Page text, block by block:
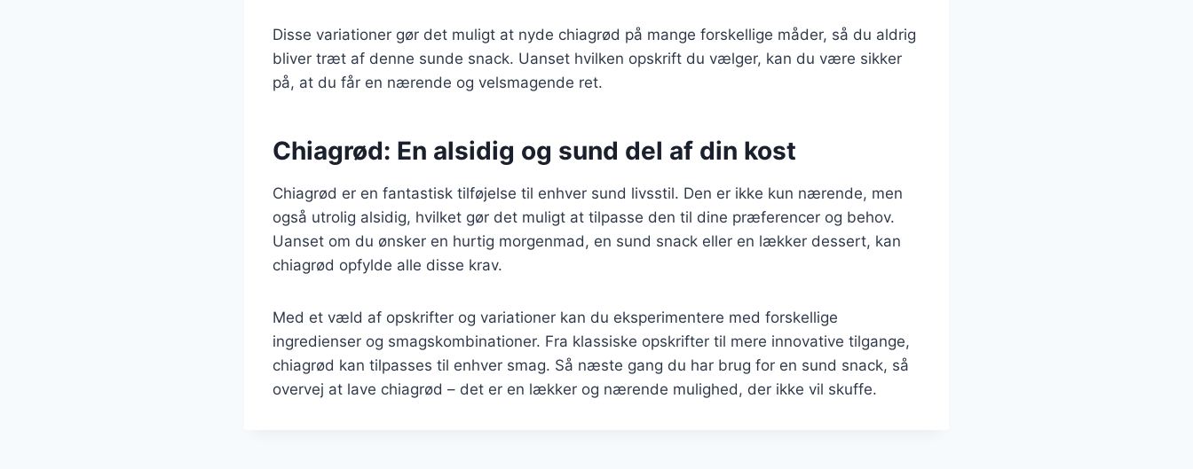
Disse variationer gør det muligt at nyde chiagrød på mange forskellige måder, så du aldrig
bliver træt af denne sunde snack. Uanset hvilken opskrift du vælger, kan du være sikker
på, at du får en nærende og velsmagende ret.
Chiagrød: En alsidig og sund del af din kost
Chiagrød er en fantastisk tilføjelse til enhver sund livsstil. Den er ikke kun nærende, men
også utrolig alsidig, hvilket gør det muligt at tilpasse den til dine præferencer og behov.
Uanset om du ønsker en hurtig morgenmad, en sund snack eller en lækker dessert, kan
chiagrød opfylde alle disse krav.
Med et væld af opskrifter og variationer kan du eksperimentere med forskellige
ingredienser og smagskombinationer. Fra klassiske opskrifter til mere innovative tilgange,
chiagrød kan tilpasses til enhver smag. Så næste gang du har brug for en sund snack, så
overvej at lave chiagrød – det er en lækker og nærende mulighed, der ikke vil skuffe.